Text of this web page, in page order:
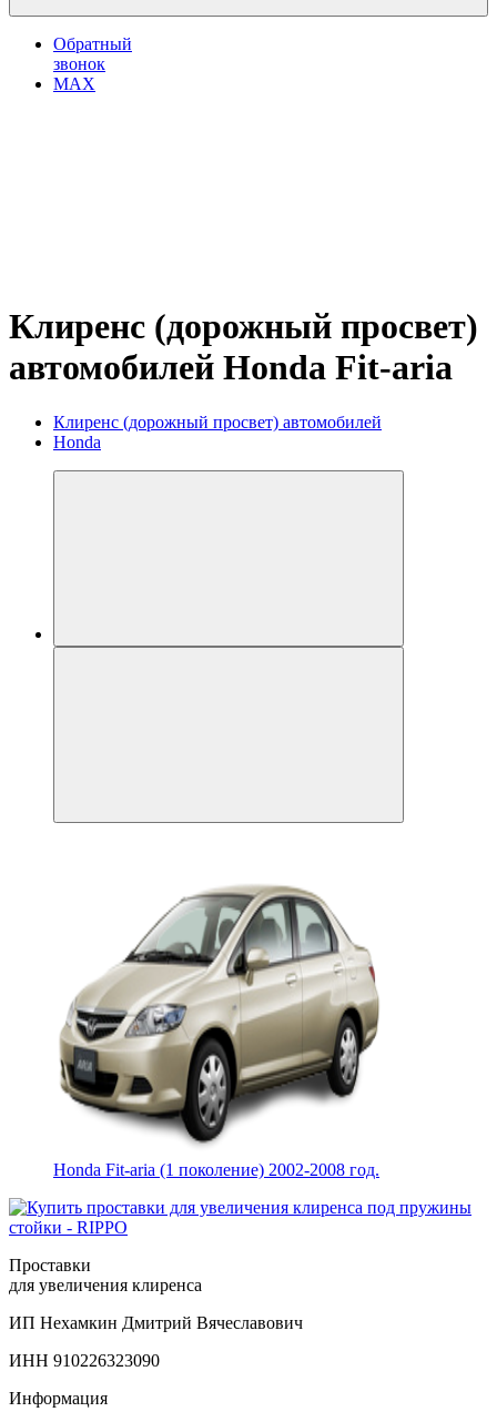
Обратный
звонок
MAX
Клиренс (дорожный просвет)
автомобилей Honda Fit-aria
Клиренс (дорожный просвет) автомобилей
Honda
Honda Fit-aria (1 поколение) 2002-2008 год.
Проставки
для увеличения клиренса
ИП Нехамкин Дмитрий Вячеславович
ИНН 910226323090
Информация